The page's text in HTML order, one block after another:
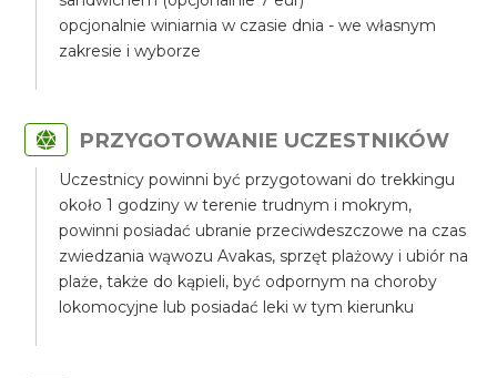
opcjonalnie winiarnia w czasie dnia - we własnym
zakresie i wyborze
PRZYGOTOWANIE UCZESTNIKÓW
Uczestnicy powinni być przygotowani do trekkingu
około 1 godziny w terenie trudnym i mokrym,
powinni posiadać ubranie przeciwdeszczowe na czas
zwiedzania wąwozu Avakas, sprzęt plażowy i ubiór na
plaże, także do kąpieli, być odpornym na choroby
lokomocyjne lub posiadać leki w tym kierunku